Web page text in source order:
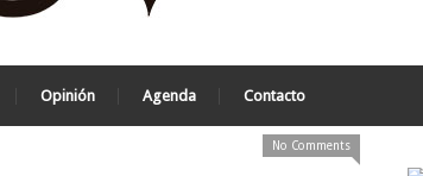
Opinión Agenda Contacto
No Comments